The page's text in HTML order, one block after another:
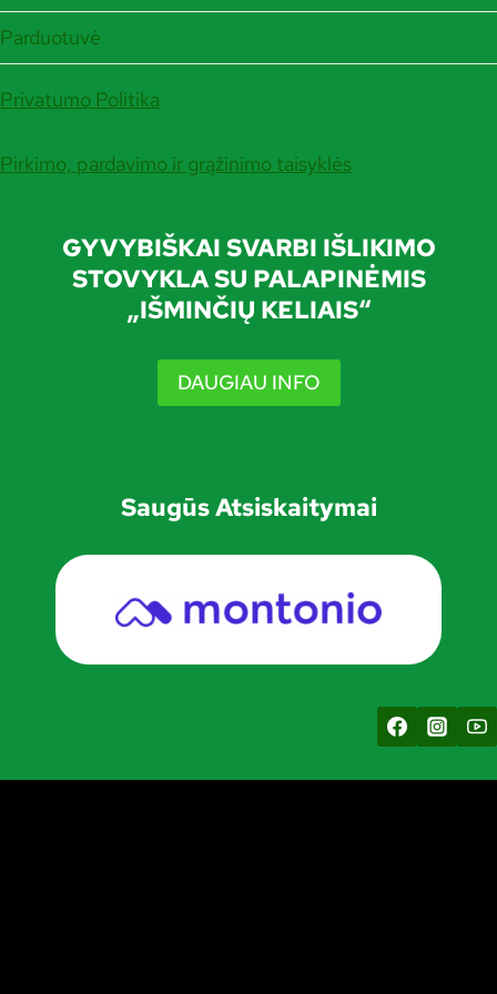
Parduotuvė
Privatumo Politika
Pirkimo, pardavimo ir grąžinimo taisyklės
GYVYBIŠKAI SVARBI IŠLIKIMO
STOVYKLA SU PALAPINĖMIS
„IŠMINČIŲ KELIAIS“
DAUGIAU INFO
Saugūs Atsiskaitymai